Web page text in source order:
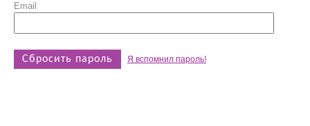
Email
Я вспомнил пароль!